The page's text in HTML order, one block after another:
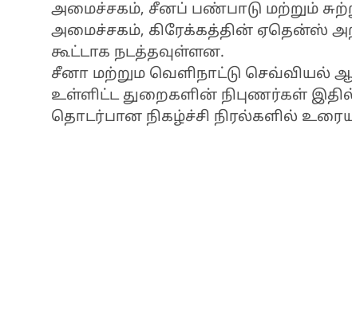
அமைச்சகம், சீனப் பண்பாடு மற்றும்
அமைச்சகம், கிரேக்கத்தின் ஏதென்ஸ்
கூட்டாக நடத்தவுள்ளன.
சீனா மற்றும வெளிநாட்டு
உள்ளிட்ட துறைகளின் நிபுணர்கள்
தொடர்பான நிகழ்ச்சி நிரல்களில்